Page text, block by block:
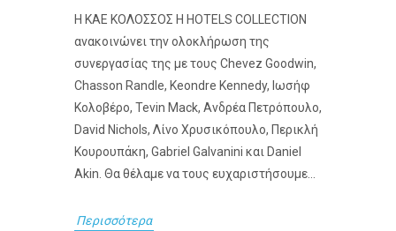
Η ΚΑΕ ΚΟΛΟΣΣΟΣ H HOTELS COLLECTION
ανακοινώνει την ολοκλήρωση της
συνεργασίας της με τους Chevez Goodwin,
Chasson Randle, Keondre Kennedy, Ιωσήφ
Κολοβέρο, Tevin Mack, Ανδρέα Πετρόπουλο,
David Nichols, Λίνο Χρυσικόπουλο, Περικλή
Κουρουπάκη, Gabriel Galvanini και Daniel
Akin. Θα θέλαμε να τους ευχαριστήσουμε...
Περισσότερα